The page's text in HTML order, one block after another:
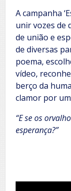
A campanha
unir vozes de
de união e
de diversas
poema,
vídeo,
berço da
clamor por
“E se os
esperança?”